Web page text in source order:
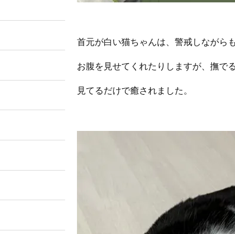
首元が白い猫ちゃんは、警戒しながら
お腹を見せてくれたりしますが、撫で
見てるだけで癒されました。